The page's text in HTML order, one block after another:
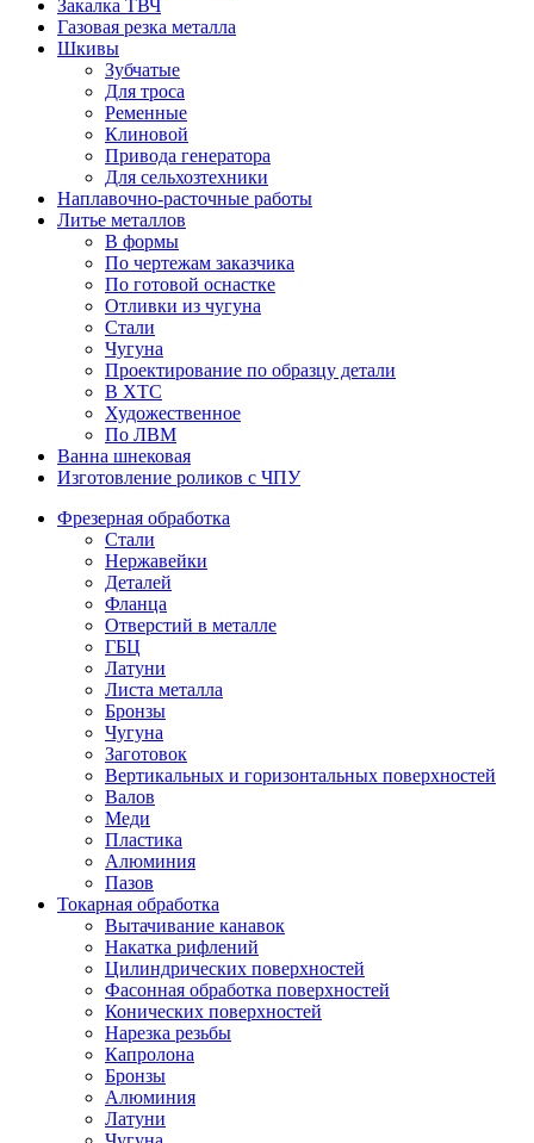
Закалка ТВЧ
Газовая резка металла
Шкивы
Зубчатые
Для троса
Ременные
Клиновой
Привода генератора
Для сельхозтехники
Наплавочно-расточные работы
Литье металлов
В формы
По чертежам заказчика
По готовой оснастке
Отливки из чугуна
Стали
Чугуна
Проектирование по образцу детали
В ХТС
Художественное
По ЛВМ
Ванна шнековая
Изготовление роликов с ЧПУ
Фрезерная обработка
Стали
Нержавейки
Деталей
Фланца
Отверстий в металле
ГБЦ
Латуни
Листа металла
Бронзы
Чугуна
Заготовок
Вертикальных и горизонтальных поверхностей
Валов
Меди
Пластика
Алюминия
Пазов
Токарная обработка
Вытачивание канавок
Накатка рифлений
Цилиндрических поверхностей
Фасонная обработка поверхностей
Конических поверхностей
Нарезка резьбы
Капролона
Бронзы
Алюминия
Латуни